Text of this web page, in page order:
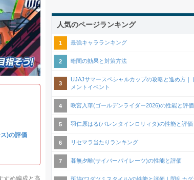
)の評価
すめ編成と高
人気のページランキング
最強キャラランキング
暗闇の効果と対策方法
UJAJサマースペシャルカップの攻略と進め方｜
メントイベント
咲宮入華(ゴールデンライダー2026)の性能と評価
羽仁原はる(バレンタインロリィタ)の性能と評価
リセマラ当たりランキング
暮無夕離(サイバーパイレーツ)の性能と評価